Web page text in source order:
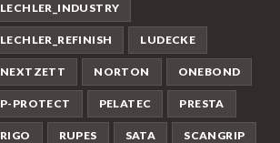
LECHLER_INDUSTRY
LECHLER_REFINISH LUDECKE
NEXTZETT NORTON ONEBOND
P-PROTECT PELATEC PRESTA
RIGO RUPES SATA SCANGRIP